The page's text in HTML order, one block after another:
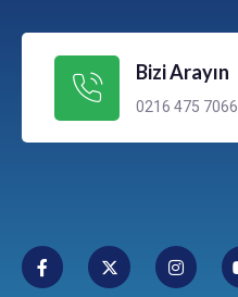
Bizi Arayın
0216 475 7066